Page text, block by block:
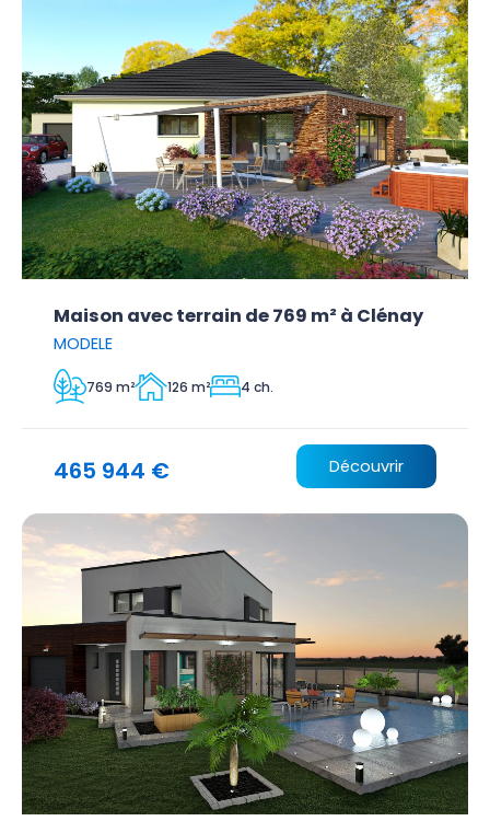
Maison avec terrain de 769 m² à Clénay
MODELE
769 m² 126 m² 4 ch.
465 944 € Découvrir